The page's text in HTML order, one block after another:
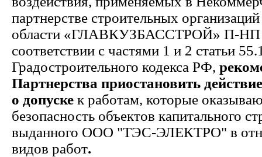
партнерстве строительных
области «ГЛАВКУЗБАССТРОЙ» П-НП
соответствии с частями 1 и 2 статьи
Градостроительного кодекса РФ,
Партнерства приостановить
о допуске к работам, которые
безопасность объектов капитального
выданного ООО "ТЭС-ЭЛЕКТРО" в
видов работ.